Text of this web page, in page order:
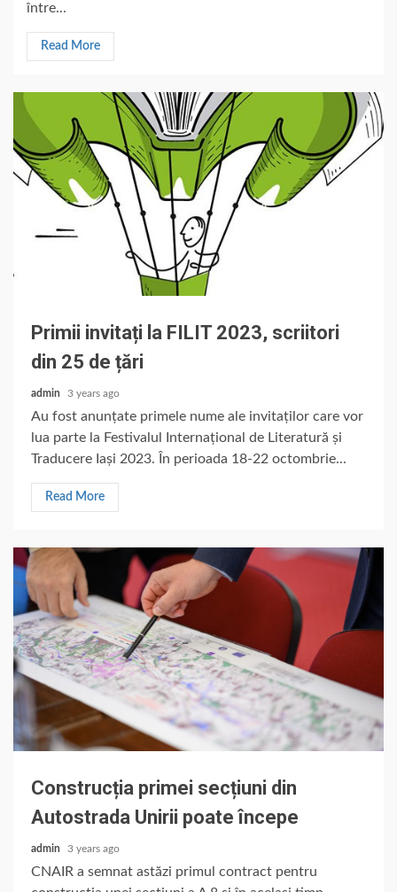
între...
Read More
Primii invitați la FILIT 2023, scriitori
din 25 de țări
admin 3 years ago
Au fost anunțate primele nume ale invitaților care vor
lua parte la Festivalul Internațional de Literatură și
Traducere Iași 2023. În perioada 18-22 octombrie...
Read More
Construcția primei secțiuni din
Autostrada Unirii poate începe
admin 3 years ago
CNAIR a semnat astăzi primul contract pentru